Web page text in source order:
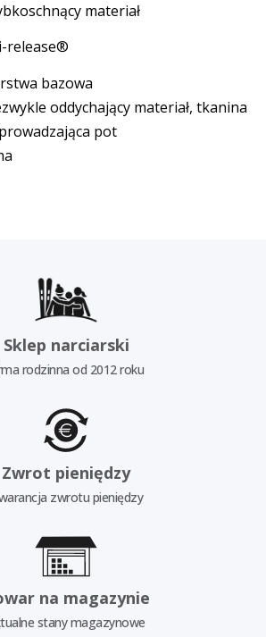
materiał
release®
bazowa
oddychający materiał, tkanina
pot
Sklep narciarski
rodzinna od 2012 roku
Zwrot pieniędzy
zwrotu pieniędzy
na magazynie
stany magazynowe